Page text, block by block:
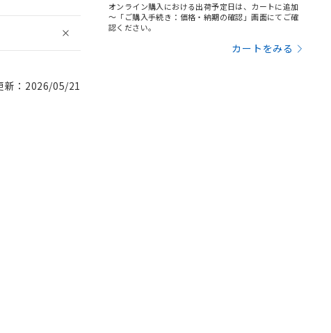
新：2026/05/21
オンライン購入における出荷予定日は、カートに追加
～「ご購入手続き：価格・納期の確認」画面にてご確
認ください。
カートをみる